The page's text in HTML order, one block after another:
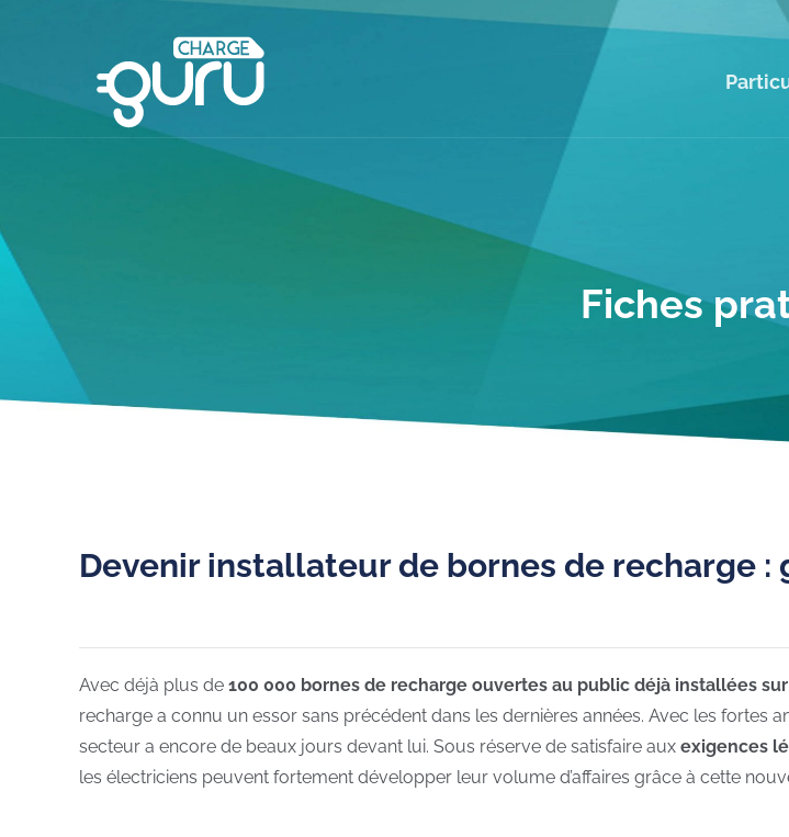
Fiches
Devenir installateur de bornes de recharge
Avec déjà plus de 100 000 bornes de recharge ouvertes au public déjà installées
recharge a connu un essor sans précédent dans les dernières années. Avec les fortes
secteur a encore de beaux jours devant lui. Sous réserve de satisfaire aux exigences
les électriciens peuvent fortement développer leur volume d’affaires grâce à cette